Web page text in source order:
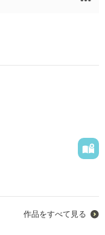
作品をすべて見る